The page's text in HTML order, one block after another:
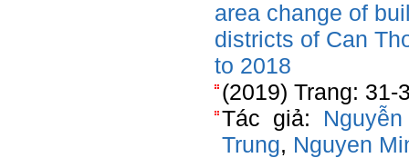
area change of
districts of Can
to 2018
(2019) Trang: 31-
Tác giả:
Trung, Nguyen